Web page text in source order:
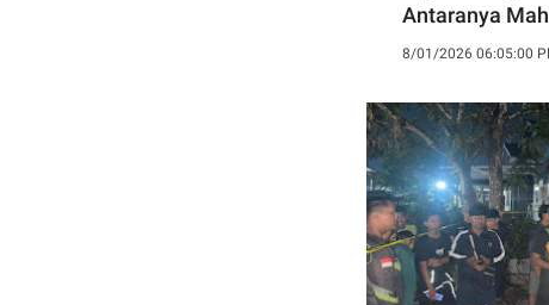
Antaranya
8/01/2026 06:05:00